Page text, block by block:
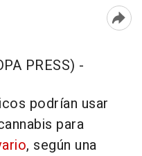
PRESS) -
podrían usar
para
, según una